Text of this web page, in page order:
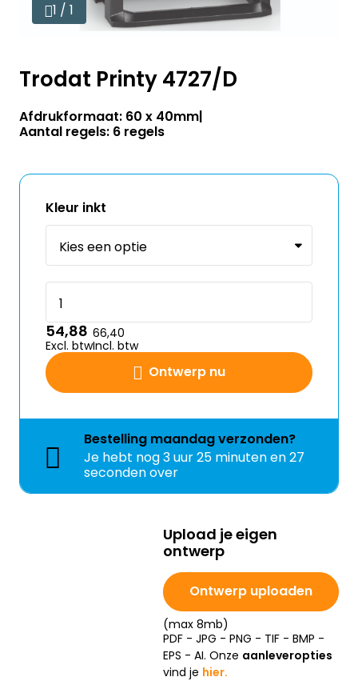
1 / 1
Trodat Printy 4727/D
Afdrukformaat: 60 x 40mm
Aantal regels: 6 regels
Kleur inkt
Ontwerp nu
54,88
Excl. btw
66,40
Incl. btw
Bestelling maandagverzonden?
Je hebt nog3 uur 25 minuten en 27
seconden over
Upload je eigen
ontwerp
Ontwerp uploaden
(max 8mb)
PDF - JPG - PNG - TIF - BMP -
EPS - AI. Onze aanleveropties
vind je hier.